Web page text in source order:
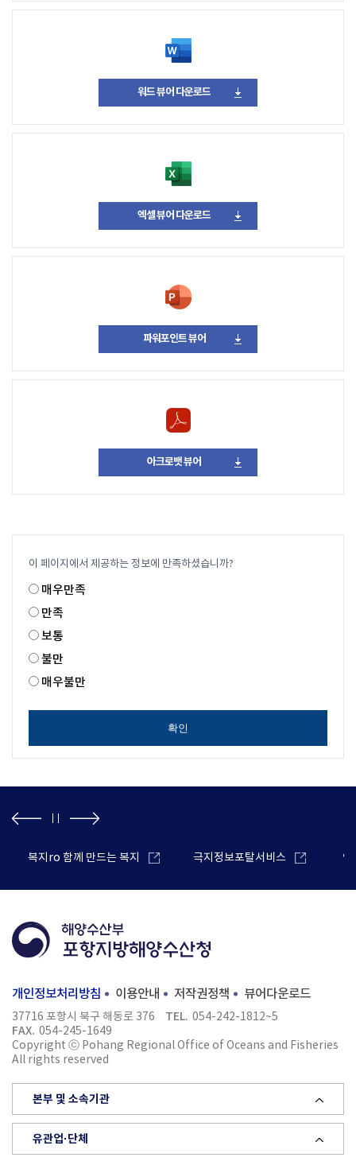
워드 뷰어 다운로드
엑셀 뷰어 다운로드
파워포인트 뷰어
아크로뱃 뷰어
이 페이지에서 제공하는 정보에 만족하셨습니까?
매우만족
만족
보통
불만
매우불만
확인
복지ro 함께 만드는 복지 극지정보포탈서비스 안
개인정보처리방침 이용안내 저작권정책 뷰어다운로드
37716 포항시 북구 해동로 376 TEL. 054-242-1812~5
FAX. 054-245-1649
Copyright ⓒ Pohang Regional Office of Oceans and Fisheries
All rights reserved
본부 및 소속기관
유관업·단체